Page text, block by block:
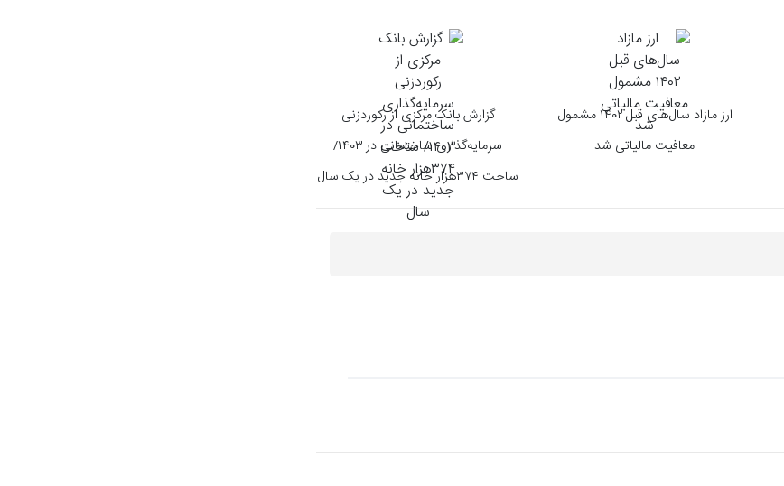
ارز مازاد سال‌های قبل ۱۴۰۲ مشمول
معافیت مالیاتی شد
گزارش بانک مرکزی از رکوردزنی
سرمایه‌گذاری ساختمانی در ۱۴۰۳/
ساخت ۳۷۴هزار خانه جدید در یک سال